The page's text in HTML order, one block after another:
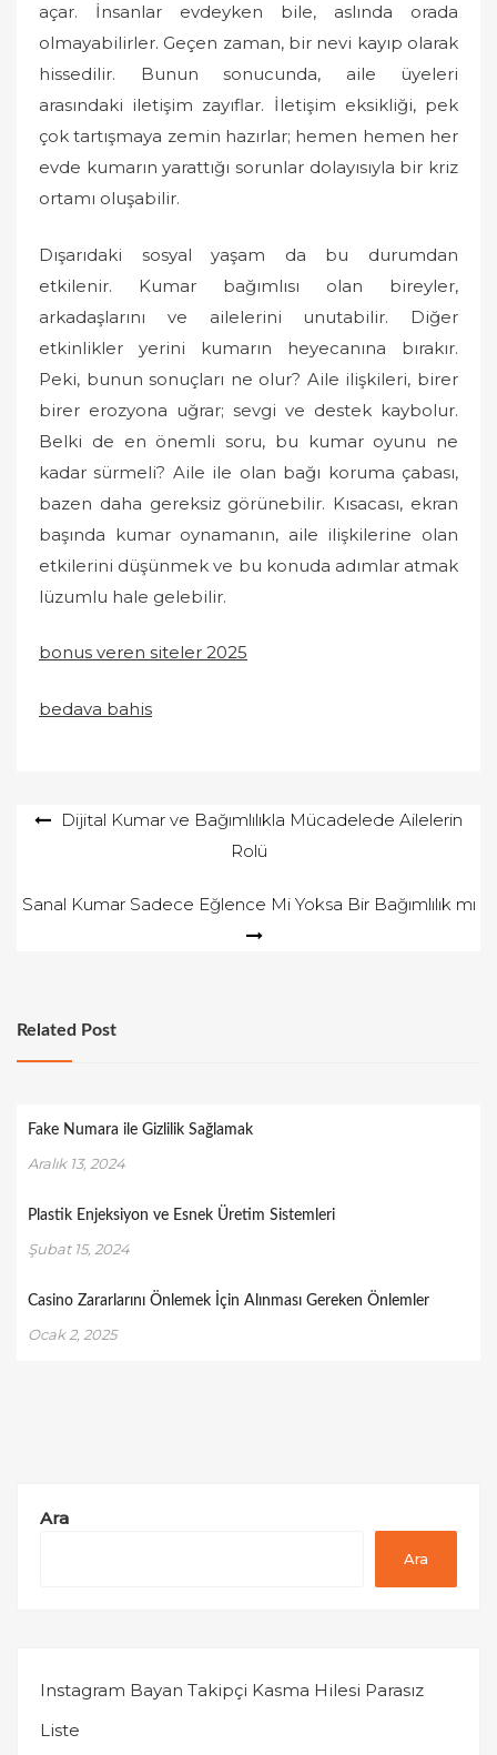
açar. İnsanlar evdeyken bile, aslında orada
olmayabilirler. Geçen zaman, bir nevi kayıp olarak
hissedilir. Bunun sonucunda, aile üyeleri
arasındaki iletişim zayıflar. İletişim eksikliği, pek
çok tartışmaya zemin hazırlar; hemen hemen her
evde kumarın yarattığı sorunlar dolayısıyla bir kriz
ortamı oluşabilir.
Dışarıdaki sosyal yaşam da bu durumdan
etkilenir. Kumar bağımlısı olan bireyler,
arkadaşlarını ve ailelerini unutabilir. Diğer
etkinlikler yerini kumarın heyecanına bırakır.
Peki, bunun sonuçları ne olur? Aile ilişkileri, birer
birer erozyona uğrar; sevgi ve destek kaybolur.
Belki de en önemli soru, bu kumar oyunu ne
kadar sürmeli? Aile ile olan bağı koruma çabası,
bazen daha gereksiz görünebilir. Kısacası, ekran
başında kumar oynamanın, aile ilişkilerine olan
etkilerini düşünmek ve bu konuda adımlar atmak
lüzumlu hale gelebilir.
bonus veren siteler 2025
bedava bahis
Yazı Dijital Kumar ve Bağımlılıkla Mücadelede Ailelerin
Rolü
Sanal Kumar Sadece Eğlence Mi Yoksa Bir Bağımlılık mı
Related Post
Fake Numara ile Gizlilik Sağlamak
Aralık 13, 2024
Plastik Enjeksiyon ve Esnek Üretim Sistemleri
Şubat 15, 2024
Casino Zararlarını Önlemek İçin Alınması Gereken Önlemler
Ocak 2, 2025
Ara
Ara
Instagram Bayan Takipçi Kasma Hilesi Parasız
Liste